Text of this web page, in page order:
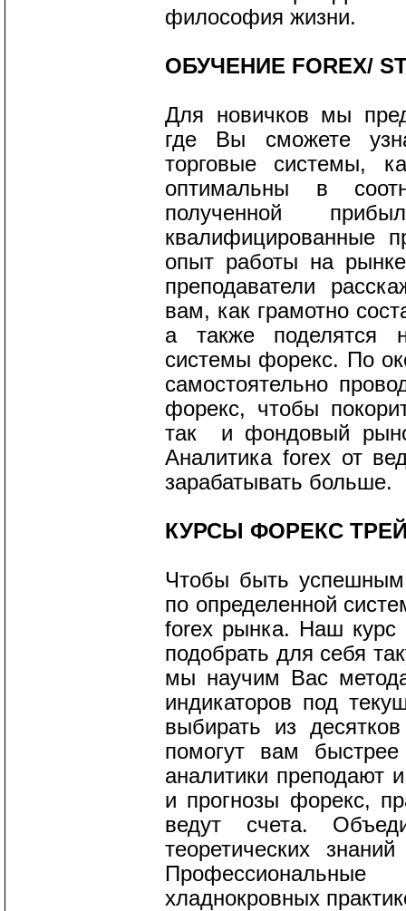
философия жизни.
ОБУЧЕНИЕ FOREX/
Для новичков мы
где Вы сможете
торговые системы,
оптимальны в
полученной
квалифицированные
опыт работы на
преподаватели
вам, как грамотно
а также поделятся
системы форекс. По
самостоятельно
форекс, чтобы
так и фондовый
Аналитика forex от
зарабатывать больше.
КУРСЫ ФОРЕКС
Чтобы быть успешным
по определенной
forex рынка. Наш курс
подобрать для себя
мы научим Вас
индикаторов под
выбирать из
помогут вам быстрее
аналитики преподают
и прогнозы форекс,
ведут счета.
теоретических
хладнокровных